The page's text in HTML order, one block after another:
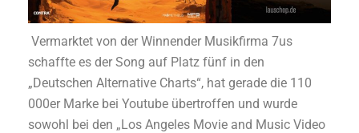
Vermarktet von der Winnender Musikfirma 7us
schaffte es der Song auf Platz fünf in den
„Deutschen Alternative Charts“, hat gerade die 110
000er Marke bei Youtube übertroffen und wurde
sowohl bei den „Los Angeles Movie and Music Video